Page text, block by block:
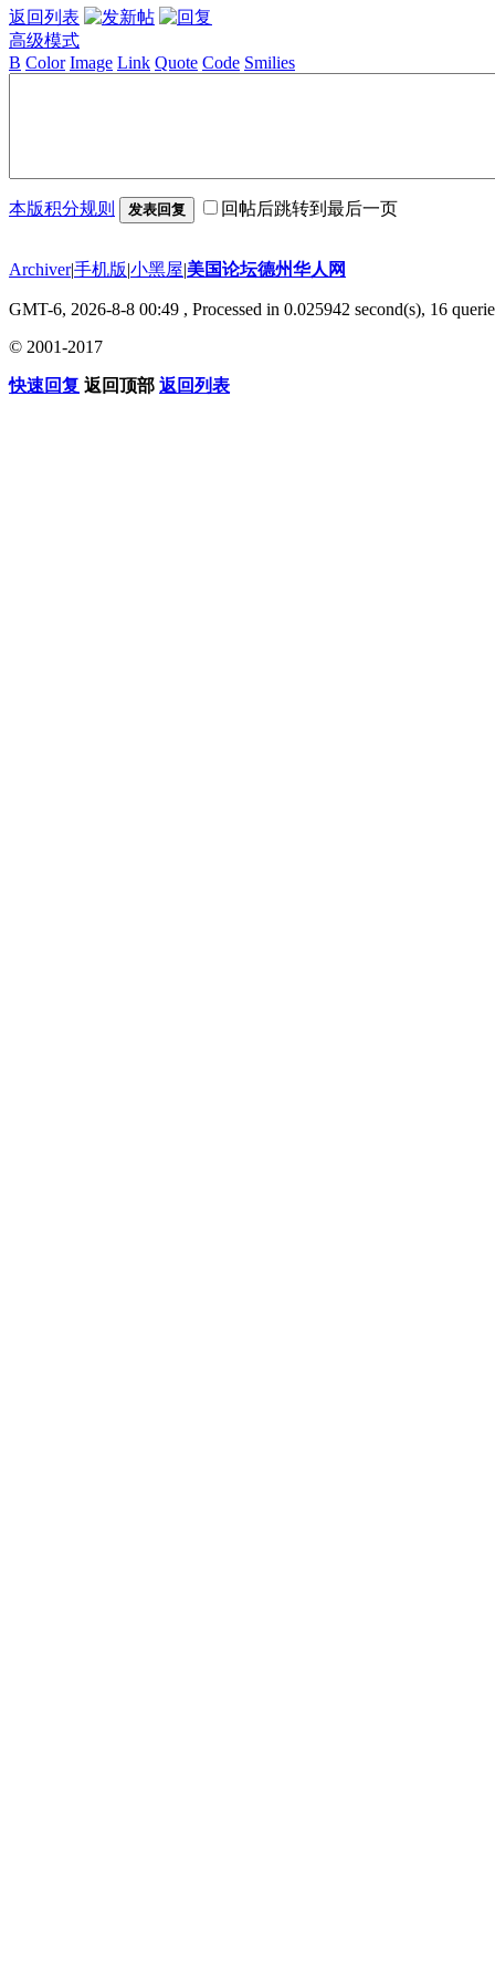
返回列表
高级模式
B Color Image Link Quote Code Smilies
本版积分规则 发表回复 回帖后跳转到最后一页
Archiver|手机版|小黑屋|美国论坛德州华人网
GMT-6, 2026-8-8 00:49 , Processed in 0.025942 second(s), 16
© 2001-2017
快速回复 返回顶部 返回列表